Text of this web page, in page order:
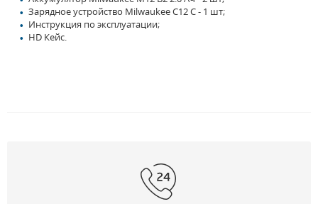
Зарядное устройство Milwaukee C12 C - 1 шт;
Инструкция по эксплуатации;
HD Кейс.